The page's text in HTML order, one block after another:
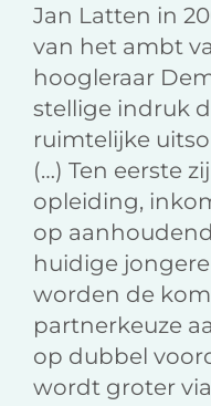
Jan Latten in
van het ambt
hoogleraar
stellige indruk
ruimtelijke
(…) Ten eerste
opleiding,
op
huidige
worden de
partnerkeuze
op dubbel
wordt groter